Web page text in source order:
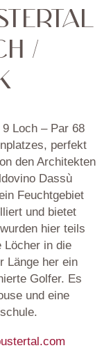
/
Loch – Par 68
perfekt
den Architekten
Dassù
Feuchtgebiet
und bietet
hier teils
Löcher in die
Länge her ein
Golfer. Es
und eine